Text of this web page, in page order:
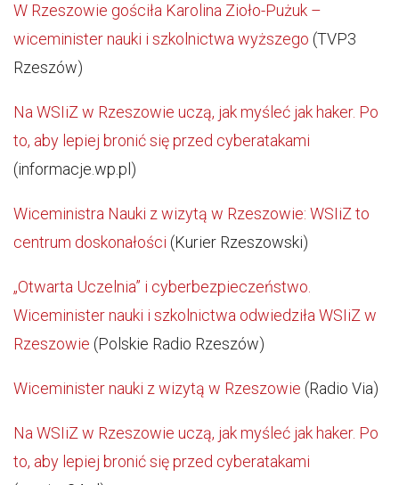
W Rzeszowie gościła Karolina Zioło-Pużuk –
wiceminister nauki i szkolnictwa wyższego (TVP3
Rzeszów)
Na WSIiZ w Rzeszowie uczą, jak myśleć jak haker. Po
to, aby lepiej bronić się przed cyberatakami
(informacje.wp.pl)
Wiceministra Nauki z wizytą w Rzeszowie: WSIiZ to
centrum doskonałości (Kurier Rzeszowski)
„Otwarta Uczelnia” i cyberbezpieczeństwo.
Wiceminister nauki i szkolnictwa odwiedziła WSIiZ w
Rzeszowie (Polskie Radio Rzeszów)
Wiceminister nauki z wizytą w Rzeszowie (Radio Via)
Na WSIiZ w Rzeszowie uczą, jak myśleć jak haker. Po
to, aby lepiej bronić się przed cyberatakami